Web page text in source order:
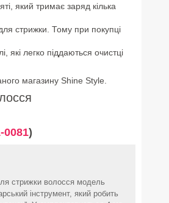
який тримає заряд кілька
стрижки. Тому при покупці
які легко піддаються очистці
магазину Shine Style.
0081)
стрижки волосся модель
інструмент, який робить